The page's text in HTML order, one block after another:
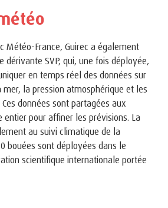
Météo-France, Guirec a également
dérivante SVP, qui, une fois déployée,
en temps réel des données sur
la pression atmosphérique et les
données sont partagées aux
entier pour affiner les prévisions. La
au suivi climatique de la
bouées sont déployées dans le
scientifique internationale portée